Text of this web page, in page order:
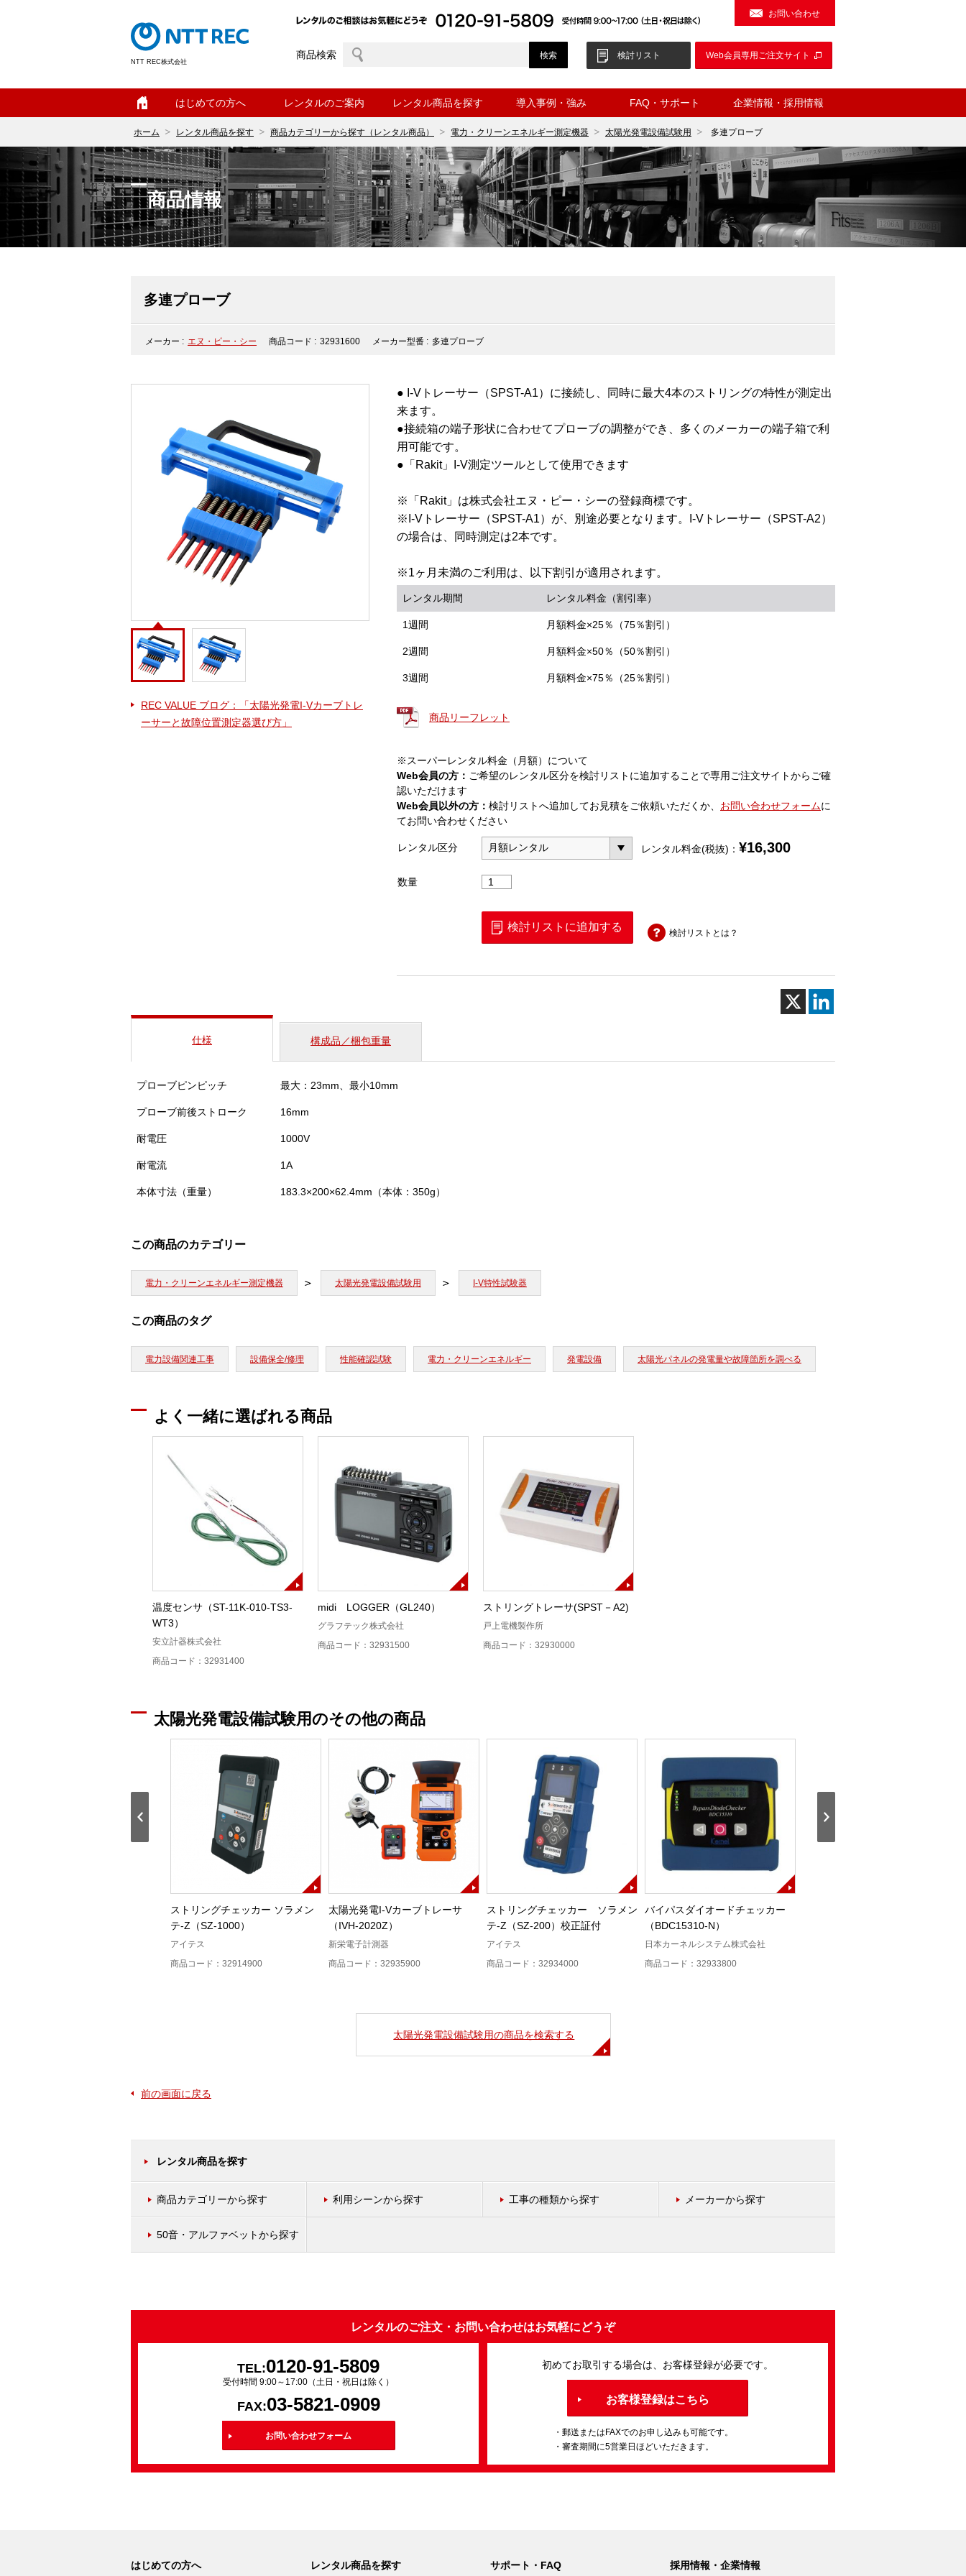
NTT REC株式会社
お問い合わせ
商品検索 検討リスト Web会員専用ご注文サイト
はじめての方へ レンタルのご案内 レンタル商品を探す 導入事例・強み FAQ・サポート 企業情報・採用情報
ホーム レンタル商品を探す 商品カテゴリーから探す（レンタル商品） 電力・クリーンエネルギー測定機器 太陽光発電設備試験用 多連プローブ
商品情報
多連プローブ
メーカー : エヌ・ピー・シー 商品コード : 32931600 メーカー型番 : 多連プローブ
REC VALUE ブログ：「太陽光発電I-Vカーブトレ
ーサーと故障位置測定器選び方」
● I-Vトレーサー（SPST-A1）に接続し、同時に最大4本のストリングの特性が測定出
来ます。
●接続箱の端子形状に合わせてプローブの調整ができ、多くのメーカーの端子箱で利
用可能です。
●「Rakit」I-V測定ツールとして使用できます
※「Rakit」は株式会社エヌ・ピー・シーの登録商標です。
※I-Vトレーサー（SPST-A1）が、別途必要となります。I-Vトレーサー（SPST-A2）
の場合は、同時測定は2本です。
※1ヶ月未満のご利用は、以下割引が適用されます。
レンタル期間 レンタル料金（割引率）
1週間 月額料金×25％（75％割引）
2週間 月額料金×50％（50％割引）
3週間 月額料金×75％（25％割引）
商品リーフレット
※スーパーレンタル料金（月額）について
Web会員の方： ご希望のレンタル区分を検討リストに追加することで専用ご注文サイトからご確
認いただけます
Web会員以外の方： 検討リストへ追加してお見積をご依頼いただくか、 お問い合わせフォームに
てお問い合わせください
レンタル区分 レンタル料金(税抜)： ¥16,300
数量
多
プ
ー
検討リストに追加する 検討リストとは？
仕様 構成品／梱包重量
プローブピンピッチ 最大：23mm、最小10mm
プローブ前後ストローク 16mm
耐電圧 1000V
耐電流 1A
本体寸法（重量） 183.3×200×62.4mm（本体：350g）
この商品のカテゴリー
電力・クリーンエネルギー測定機器 太陽光発電設備試験用 I-V特性試験器
この商品のタグ
電力設備関連工事 設備保全/修理 性能確認試験 電力・クリーンエネルギー 発電設備 太陽光パネルの発電量や故障箇所を調べる
よく一緒に選ばれる商品
温度センサ（ST-11K-010-TS3-
WT3）
安立計器株式会社
商品コード：32931400
midi LOGGER（GL240）
グラフテック株式会社
商品コード：32931500
ストリングトレーサ(SPST－A2)
戸上電機製作所
商品コード：32930000
太陽光発電設備試験用のその他の商品
ストリングチェッカー ソラメン
テ-Z（SZ-1000）
アイテス
商品コード：32914900
太陽光発電I-Vカーブトレーサ
（IVH-2020Z）
新栄電子計測器
商品コード：32935900
ストリングチェッカー ソラメン
テ-Z（SZ-200）校正証付
アイテス
商品コード：32934000
バイパスダイオードチェッカー
（BDC15310-N）
日本カーネルシステム株式会社
商品コード：32933800
太陽光発電設備試験用の商品を検索する
前の画面に戻る
レンタル商品を探す
商品カテゴリーから探す 利用シーンから探す 工事の種類から探す メーカーから探す
50音・アルファベットから探す
レンタルのご注文・お問い合わせはお気軽にどうぞ
TEL:0120-91-5809
受付時間 9:00～17:00（土日・祝日は除く）
FAX:03-5821-0909
お問い合わせフォーム
初めてお取引する場合は、お客様登録が必要です。
お客様登録はこちら
・郵送またはFAXでのお申し込みも可能です。
・審査期間に5営業日ほどいただきます。
はじめての方へ レンタル商品を探す サポート・FAQ 採用情報・企業情報